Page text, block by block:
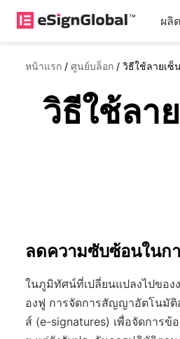
ผลิ
หน้าแรก / ศูนย์บล็อก / วิธีใช้ลายเซ็
วิธีใช้ลา
ลดความซับซ้อนในก
ในภูมิทัศน์ที่เปลี่ยนแปลงไปของ
องฟู การจัดการสัญญาอัตโนมัติ
ส์ (e-signatures) เพื่อจัดการข้